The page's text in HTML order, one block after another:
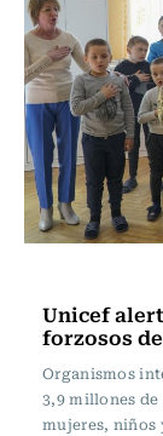
Unicef
forzosos
Organismos
3,9 millones
mujeres, niños